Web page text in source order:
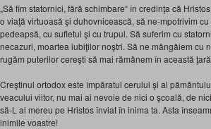
„Să fim statornici, fără schimbare“ în credinţa că
o viaţă virtuoasă şi duhovnicească, să ne‑mpotrivim
pedeapsă, cu sufletul şi cu trupul. Să suferim cu
necazuri, moartea iubiţilor noştri. Să ne mângâiem
rugăm puterilor cereşti să mai rămânem în această
Creştinul ortodox este împăratul cerului şi al
veacului viitor, nu mai ai nevoie de nici o şcoală, de
să‑L ai mereu pe Hristos înviat în inima ta. Asta
inimile voastre!